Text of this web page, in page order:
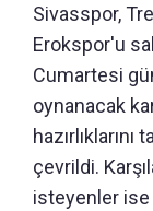
Sivasspor,
Erokspor'u
Cumartesi
oynanacak
çevrildi.
isteyenler ise